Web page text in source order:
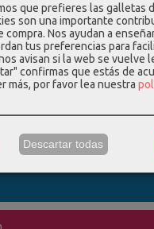
Destinos
está vacío
que prefieres las galletas
son una importante
compra. Nos ayudan a
tus preferencias para
avisan si la web se vuelve
confirmas que estás de
más, por favor lea nuestra
Descartar todas